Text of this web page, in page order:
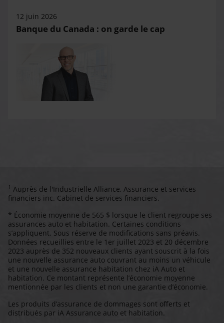
12 juin 2026
Banque du Canada : on garde le cap
1 Auprès de l'Industrielle Alliance, Assurance et services
financiers inc. Cabinet de services financiers.
* Économie moyenne de 565 $ lorsque le client regroupe ses
assurances auto et habitation. Certaines conditions
s’appliquent. Sous réserve de modifications sans préavis.
Données recueillies entre le 1er juillet 2023 et 20 décembre
2023 auprès de 352 nouveaux clients ayant souscrit à la fois
une nouvelle assurance auto couvrant au moins un véhicule
et une nouvelle assurance habitation chez iA Auto et
habitation. Ce montant représente l’économie moyenne
mentionnée par les clients et non une garantie d’économie.
Les produits d’assurance de dommages sont offerts et
distribués par iA Assurance auto et habitation.